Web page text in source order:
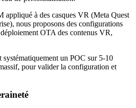
appliqué à des casques VR (Meta Quest
nous proposons des configurations
OTA des contenus VR,
un POC sur 5-10
pour valider la configuration et